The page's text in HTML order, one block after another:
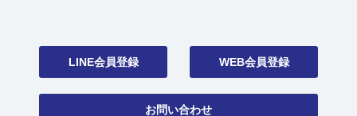
LINE会員登録 WEB会員登録
お問い合わせ